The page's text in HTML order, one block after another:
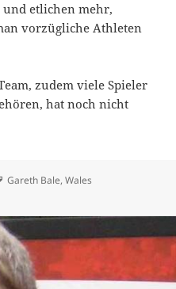
und etlichen mehr,
vorzügliche Athleten
zudem viele Spieler
hat noch nicht
Schlagwörter
Gareth Bale,Wales
– Premier Class aus der Premier